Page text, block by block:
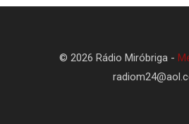
© 2026 Rádio Miróbriga -